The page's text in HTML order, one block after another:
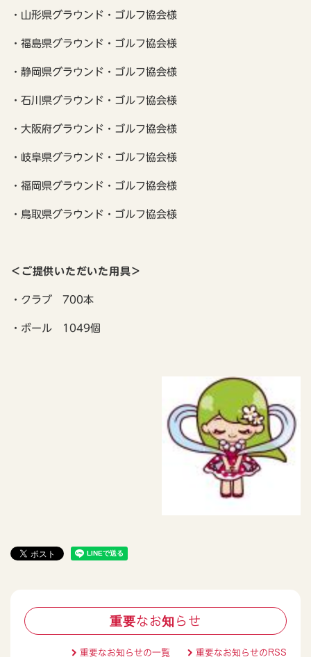
・山形県グラウンド・ゴルフ協会様
・福島県グラウンド・ゴルフ協会様
・静岡県グラウンド・ゴルフ協会様
・石川県グラウンド・ゴルフ協会様
・大阪府グラウンド・ゴルフ協会様
・岐阜県グラウンド・ゴルフ協会様
・福岡県グラウンド・ゴルフ協会様
・鳥取県グラウンド・ゴルフ協会様
＜ご提供いただいた用具＞
・クラブ 700本
・ボール 1049個
重要なお知らせ
重要なお知らせの一覧 重要なお知らせのRSS